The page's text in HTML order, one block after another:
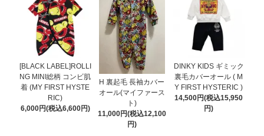
[BLACK LABEL]ROLLI
NG MINI総柄 コンビ肌
着 (MY FIRST HYSTE
RIC)
6,000円(税込6,600円)
H 裏起毛 長袖カバー
オール(マイファース
ト)
11,000円(税込12,100
円)
DINKY KIDS ギミック
裏毛カバーオール ( M
Y FIRST HYSTERIC )
14,500円(税込15,950
円)